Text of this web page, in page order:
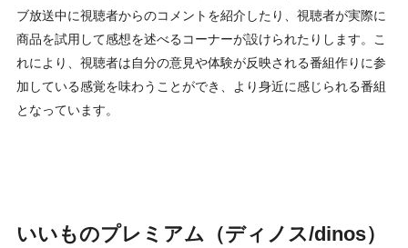
ブ放送中に視聴者からのコメントを紹介したり、視聴者が実際に
商品を試用して感想を述べるコーナーが設けられたりします。こ
れにより、視聴者は自分の意見や体験が反映される番組作りに参
加している感覚を味わうことができ、より身近に感じられる番組
となっています。
いいものプレミアム（ディノス/dinos）